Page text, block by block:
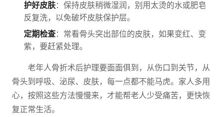
护好皮肤：保持皮肤稍微湿润，别用太烫的水或肥皂
反复洗，以免破坏皮肤保护层。
定期检查：常看骨头突出部位的皮肤，如果变红、变
紫，要赶紧处理。
老年人骨折术后护理要面面俱到，从伤口到关节，从
骨头到呼吸、泌尿、皮肤，每一点都不能马虎。家人多用
心，按照这些方法慢慢来，才能帮老人少受痛苦，更快恢
复正常生活。